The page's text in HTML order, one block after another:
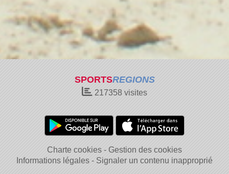
SPORTSREGIONS
217358 visites
Charte cookies
Gestion des cookies
Informations légales
Signaler un contenu inapproprié